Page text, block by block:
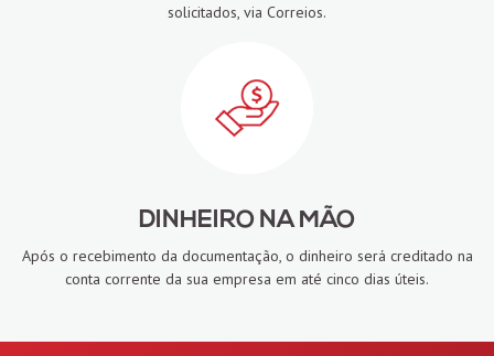
solicitados, via Correios.
DINHEIRO NA MÃO
Após o recebimento da documentação, o dinheiro será creditado na
conta corrente da sua empresa em até cinco dias úteis.